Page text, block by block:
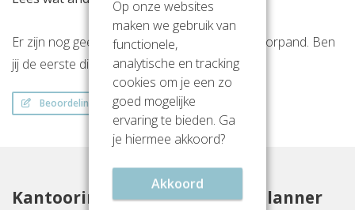
Er zijn nog geen beoordelingen over dit kantoorpand. Ben
jij de eerste die een beoordeling achterlaat?
Beoordeling schrijven
Kantoorinrichting met Officeplanner
Op onze websites
maken we gebruik van
functionele,
analytische en tracking
cookies om je een zo
goed mogelijke
ervaring te bieden. Ga
je hiermee akkoord?
Akkoord